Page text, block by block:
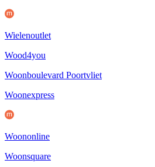
Wielenoutlet
Wood4you
Woonboulevard Poortvliet
Woonexpress
Woononline
Woonsquare